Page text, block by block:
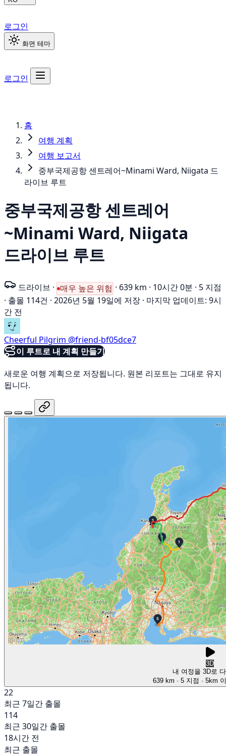
로그인
화면 테마
로그인
홈
여행 계획
여행 보고서
중부국제공항 센트레어~Minami Ward, Niigata 드
라이브 루트
중부국제공항 센트레어
~Minami Ward, Niigata
드라이브 루트
드라이브 · 매우 높은 위험 · 639 km · 10시간 0분 · 5 지점
· 출몰 114건 · 2026년 5월 19일에 저장 · 마지막 업데이트: 9시
간 전
Cheerful Pilgrim @friend-bf05dce7
이 루트로 내 계획 만들기
새로운 여행 계획으로 저장됩니다. 원본 리포트는 그대로 유지
됩니다.
3D
내 여정을 3D로
639 km · 5 지점 · 5km
22
최근 7일간 출몰
114
최근 30일간 출몰
18시간 전
최근 출몰